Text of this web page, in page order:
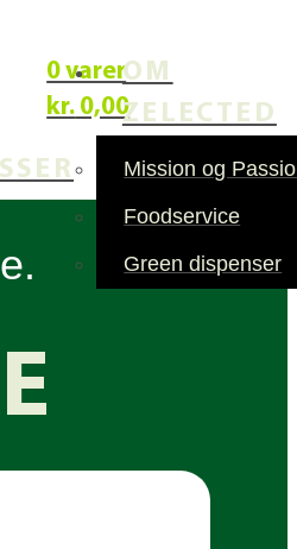
0 varer
kr. 0,00
OM
ZELECTED
Mission og
Foodservice
Green dispenser